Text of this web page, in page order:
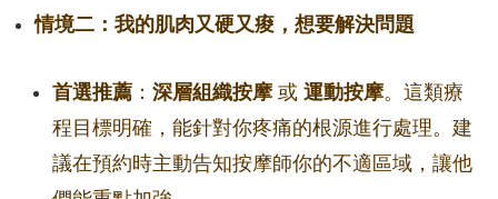
情境二：我的肌肉又硬又痠，想要解決問題
首選推薦 ： 深層組織按摩或 運動按摩。這類療
程目標明確，能針對你疼痛的根源進行處理。建
議在預約時主動告知按摩師你的不適區域，讓他